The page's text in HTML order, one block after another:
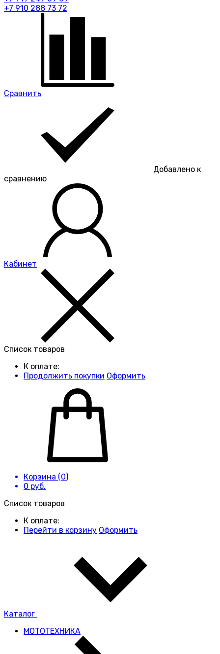
+7 910 288 73 72
Сравнить
Добавлено к
сравнению
Кабинет
Список товаров
К оплате:
Продолжить покупки Оформить
Корзина (0)
0 руб.
Список товаров
К оплате:
Перейти в корзину Оформить
Каталог
МОТОТЕХНИКА